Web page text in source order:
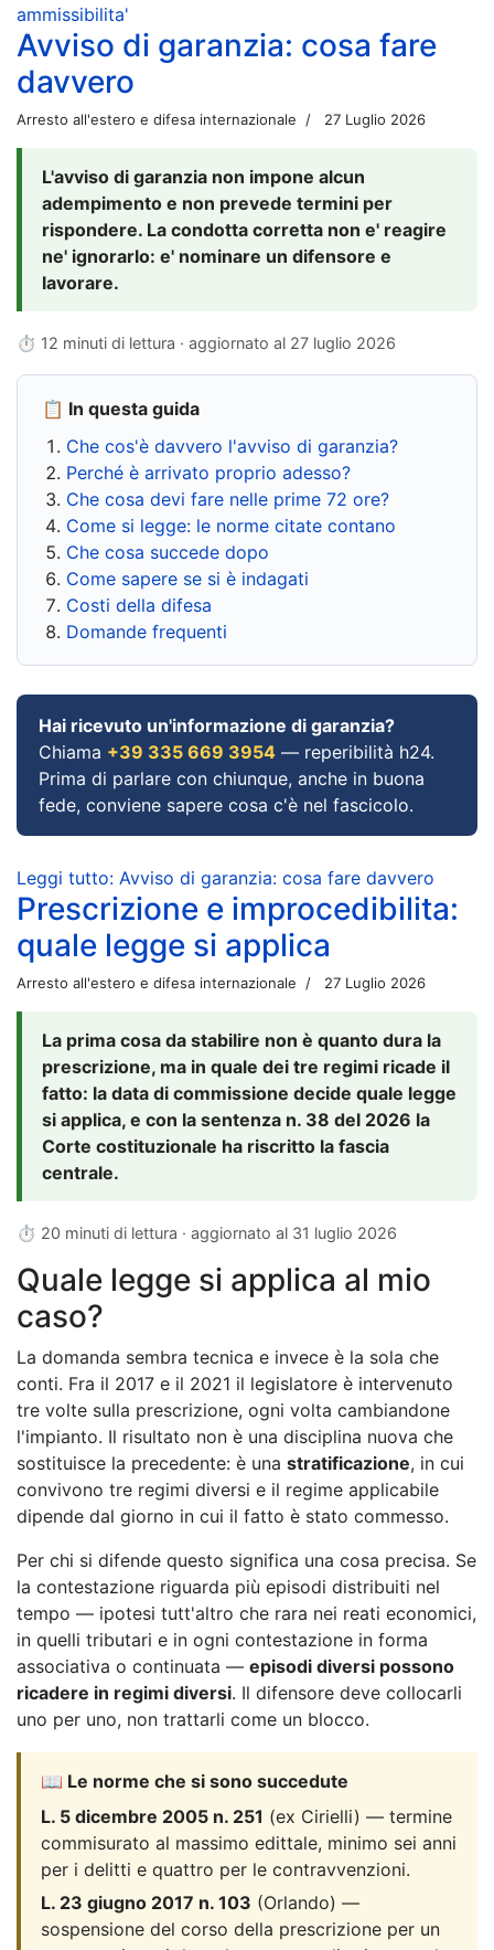
ammissibilita'
Avviso di garanzia: cosa fare
davvero
Arresto all'estero e difesa internazionale 27 Luglio 2026
L'avviso di garanzia non impone alcun
adempimento e non prevede termini per
rispondere. La condotta corretta non e' reagire
ne' ignorarlo: e' nominare un difensore e
lavorare.
⏱ 12 minuti di lettura · aggiornato al 27 luglio 2026
📋 In questa guida
Che cos'è davvero l'avviso di garanzia?
Perché è arrivato proprio adesso?
Che cosa devi fare nelle prime 72 ore?
Come si legge: le norme citate contano
Che cosa succede dopo
Come sapere se si è indagati
Costi della difesa
Domande frequenti
Hai ricevuto un'informazione di garanzia?
Chiama +39 335 669 3954 — reperibilità h24.
Prima di parlare con chiunque, anche in buona
fede, conviene sapere cosa c'è nel fascicolo.
Leggi tutto: Avviso di garanzia: cosa fare davvero
Prescrizione e improcedibilita:
quale legge si applica
Arresto all'estero e difesa internazionale 27 Luglio 2026
La prima cosa da stabilire non è quanto dura la
prescrizione, ma in quale dei tre regimi ricade il
fatto: la data di commissione decide quale legge
si applica, e con la sentenza n. 38 del 2026 la
Corte costituzionale ha riscritto la fascia
centrale.
⏱ 20 minuti di lettura · aggiornato al 31 luglio 2026
Quale legge si applica al mio
caso?
La domanda sembra tecnica e invece è la sola che
conti. Fra il 2017 e il 2021 il legislatore è intervenuto
tre volte sulla prescrizione, ogni volta cambiandone
l'impianto. Il risultato non è una disciplina nuova che
sostituisce la precedente: è una stratificazione, in cui
convivono tre regimi diversi e il regime applicabile
dipende dal giorno in cui il fatto è stato commesso.
Per chi si difende questo significa una cosa precisa. Se
la contestazione riguarda più episodi distribuiti nel
tempo — ipotesi tutt'altro che rara nei reati economici,
in quelli tributari e in ogni contestazione in forma
associativa o continuata — episodi diversi possono
ricadere in regimi diversi. Il difensore deve collocarli
uno per uno, non trattarli come un blocco.
📖 Le norme che si sono succedute
L. 5 dicembre 2005 n. 251 (ex Cirielli) — termine
commisurato al massimo edittale, minimo sei anni
per i delitti e quattro per le contravvenzioni.
L. 23 giugno 2017 n. 103 (Orlando) —
sospensione del corso della prescrizione per un